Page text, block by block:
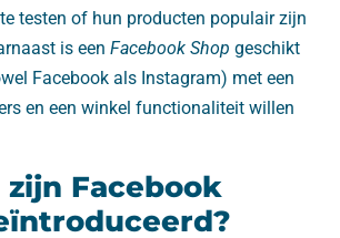
testen of hun producten populair zijn
is een Facebook Shop geschikt
Facebook als Instagram) met een
en een winkel functionaliteit willen
Facebook